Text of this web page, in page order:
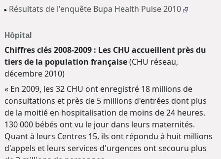
Résultats de l'enquête Bupa Health Pulse 2010
Hôpital
Chiffres clés 2008-2009 : Les CHU accueillent près du
tiers de la population française(CHU réseau,
décembre 2010)
« En 2009, les 32 CHU ont enregistré 18 millions de
consultations et près de 5 millions d'entrées dont plus
de la moitié en hospitalisation de moins de 24 heures.
130 000 bébés ont vu le jour dans leurs maternités.
Quant à leurs Centres 15, ils ont répondu à huit millions
d'appels et leurs services d'urgences ont secouru plus